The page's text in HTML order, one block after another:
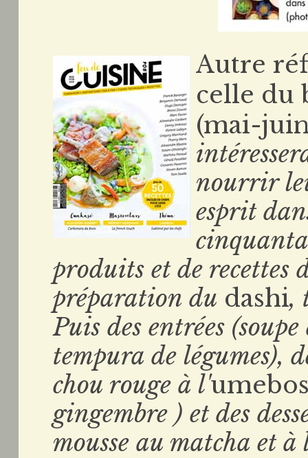
Autre
celle du
(mai-
nourrir
esprit
produits et de recettes
préparation du dashi,
Puis des entrées
tempura de légumes),
chou rouge à l'
gingembre ) et des
mousse au matcha et à